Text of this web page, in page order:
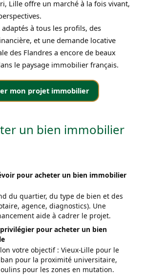
Lille offre un marché à la fois vivant,
à tous les profils, des
et une demande locative
des Flandres a encore de beaux
le paysage immobilier français.
mon projet immobilier
un bien immobilier
pour acheter un bien immobilier
du quartier, du type de bien et des
agence, diagnostics). Une
aide à cadrer le projet.
pour acheter un bien
votre objectif : Vieux-Lille pour le
pour la proximité universitaire,
pour les zones en mutation.